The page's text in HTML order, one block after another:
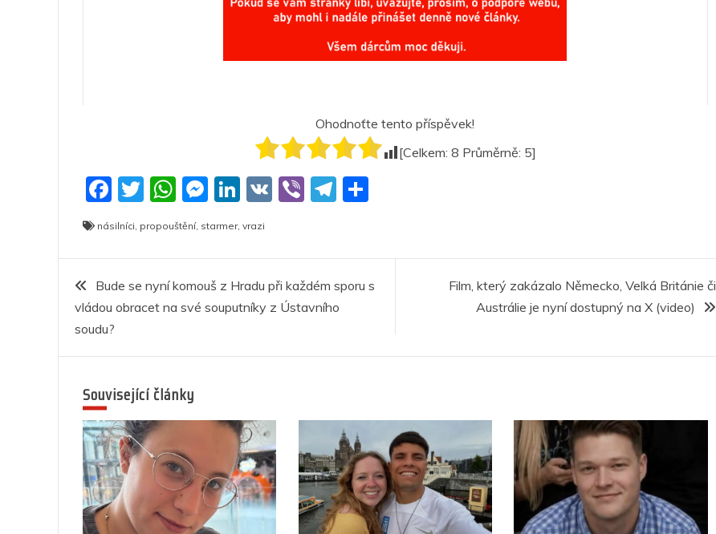
Ohodnoťte tento příspěvek!
[Celkem: 8 Průměrně: 5]
F
a
e
b
o
T
itt
er
W
h
at
s
A
p
M
e
n
g
Li
e
dI
n
V
Vi T
gr
a
m
e
násilníci, propouštění, starmer, vrazi
Navigace
pro
příspěvek
Bude se nyní komouš z Hradu při každém sporu s
vládou obracet na své souputníky z Ústavního
soudu?
Film, který zakázalo Německo, Velká Británie či
Austrálie je nyní dostupný na X (video)
Související články